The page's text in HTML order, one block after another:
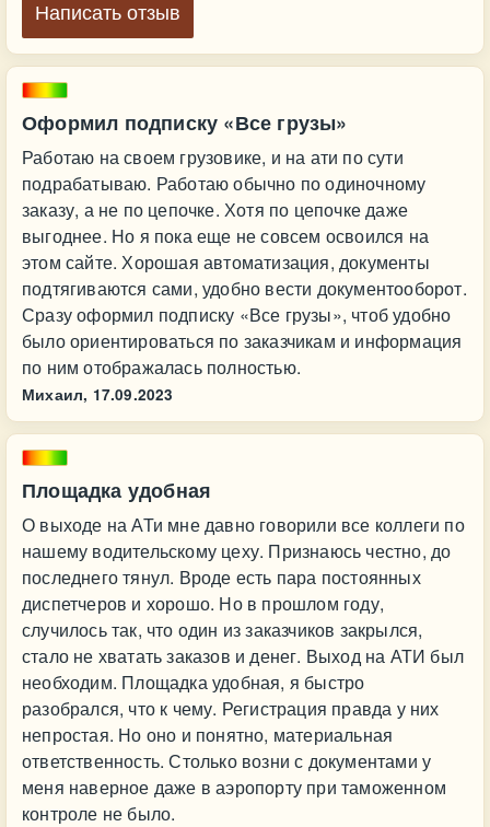
Оформил подписку «Все грузы»
Работаю на своем грузовике, и на ати по сути
подрабатываю. Работаю обычно по одиночному
заказу, а не по цепочке. Хотя по цепочке даже
выгоднее. Но я пока еще не совсем освоился на
этом сайте. Хорошая автоматизация, документы
подтягиваются сами, удобно вести документооборот.
Сразу оформил подписку «Все грузы», чтоб удобно
было ориентироваться по заказчикам и информация
по ним отображалась полностью.
Михаил, 17.09.2023
Площадка удобная
О выходе на АТи мне давно говорили все коллеги по
нашему водительскому цеху. Признаюсь честно, до
последнего тянул. Вроде есть пара постоянных
диспетчеров и хорошо. Но в прошлом году,
случилось так, что один из заказчиков закрылся,
стало не хватать заказов и денег. Выход на АТИ был
необходим. Площадка удобная, я быстро
разобрался, что к чему. Регистрация правда у них
непростая. Но оно и понятно, материальная
ответственность. Столько возни с документами у
меня наверное даже в аэропорту при таможенном
контроле не было.
Написать отзыв